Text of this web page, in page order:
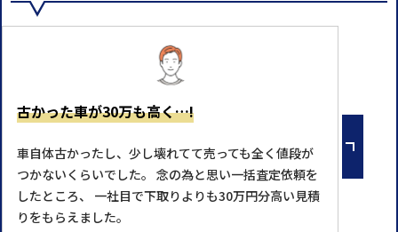
古かった車が30万も高く…!
車自体古かったし、少し壊れてて売っても全く値段が
つかないくらいでした。 念の為と思い一括査定依頼を
したところ、 一社目で下取りよりも30万円分高い見積
りをもらえました。